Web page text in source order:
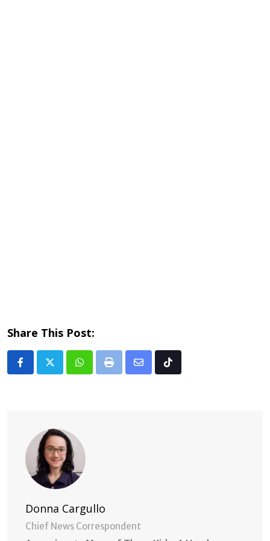
Share This Post:
Whatsapp
Print
Share Tiktok
Donna Cargullo
Chief News Correspondent